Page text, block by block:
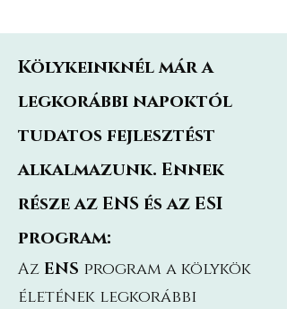
Kölykeinknél már a
legkorábbi napoktól
tudatos fejlesztést
alkalmazunk. Ennek
része az ENS és az ESI
program:
Az ENS program a kölykök
életének legkorábbi